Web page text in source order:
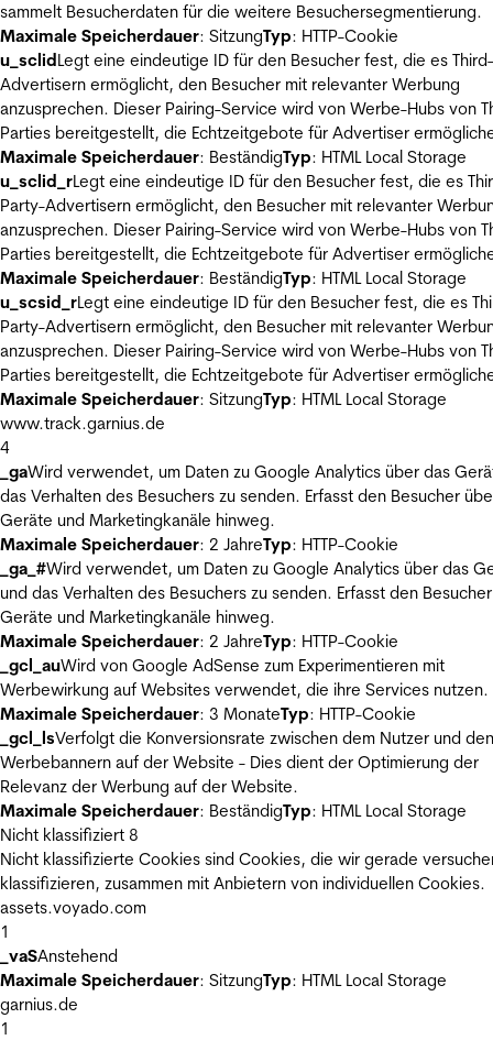
sammelt Besucherdaten für die weitere Besuchersegmentierung.
Maximale Speicherdauer: SitzungTyp: HTTP-Cookie
u_sclidLegt eine eindeutige ID für den Besucher fest, die es
Advertisern ermöglicht, den Besucher mit relevanter Werbung
anzusprechen. Dieser Pairing-Service wird von Werbe-Hubs von
Parties bereitgestellt, die Echtzeitgebote für Advertiser
Maximale Speicherdauer: BeständigTyp: HTML Local Storage
u_sclid_rLegt eine eindeutige ID für den Besucher fest, die es
Party-Advertisern ermöglicht, den Besucher mit relevanter
anzusprechen. Dieser Pairing-Service wird von Werbe-Hubs von
Parties bereitgestellt, die Echtzeitgebote für Advertiser
Maximale Speicherdauer: BeständigTyp: HTML Local Storage
u_scsid_rLegt eine eindeutige ID für den Besucher fest, die es
Party-Advertisern ermöglicht, den Besucher mit relevanter
anzusprechen. Dieser Pairing-Service wird von Werbe-Hubs von
Parties bereitgestellt, die Echtzeitgebote für Advertiser
Maximale Speicherdauer: SitzungTyp: HTML Local Storage
www.track.garnius.de
4
_gaWird verwendet, um Daten zu Google Analytics über das
das Verhalten des Besuchers zu senden. Erfasst den Besucher
Geräte und Marketingkanäle hinweg.
Maximale Speicherdauer: 2 JahreTyp: HTTP-Cookie
_ga_#Wird verwendet, um Daten zu Google Analytics über das
und das Verhalten des Besuchers zu senden. Erfasst den
Geräte und Marketingkanäle hinweg.
Maximale Speicherdauer: 2 JahreTyp: HTTP-Cookie
_gcl_auWird von Google AdSense zum Experimentieren mit
Werbewirkung auf Websites verwendet, die ihre Services nutzen.
Maximale Speicherdauer: 3 MonateTyp: HTTP-Cookie
_gcl_lsVerfolgt die Konversionsrate zwischen dem Nutzer und den
Werbebannern auf der Website - Dies dient der Optimierung der
Relevanz der Werbung auf der Website.
Maximale Speicherdauer: BeständigTyp: HTML Local Storage
Nicht klassifiziert 8
Nicht klassifizierte Cookies sind Cookies, die wir gerade
klassifizieren, zusammen mit Anbietern von individuellen Cookies.
assets.voyado.com
1
_vaSAnstehend
Maximale Speicherdauer: SitzungTyp: HTML Local Storage
garnius.de
1